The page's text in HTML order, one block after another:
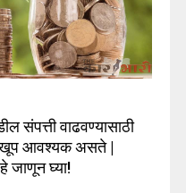
वाढवण्यासाठी
आवश्यक असते |
जाणून घ्या!